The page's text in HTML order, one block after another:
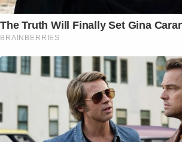
The Truth Will Finally Set Gina
BRAINBERRIES